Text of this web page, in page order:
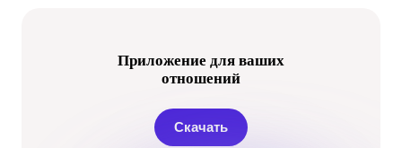
Приложение для ваших
отношений
Скачать